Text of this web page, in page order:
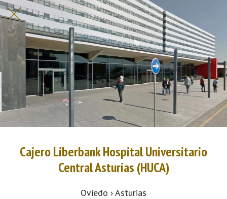
Cajero Liberbank Hospital Universitario
Central Asturias (HUCA)
Oviedo › Asturias